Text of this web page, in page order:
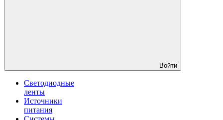
Войти
Светодиодные
ленты
Источники
питания